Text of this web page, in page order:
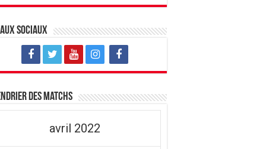
sociaux
des matchs
avril 2022